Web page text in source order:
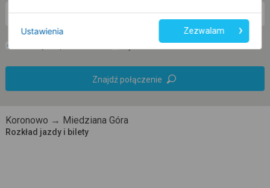
nd. 9 sie. -- : --
Znajdź połączenie
Koronowo → Miedziana Góra
Rozkład jazdy i bilety
Ustawienia Zezwalam